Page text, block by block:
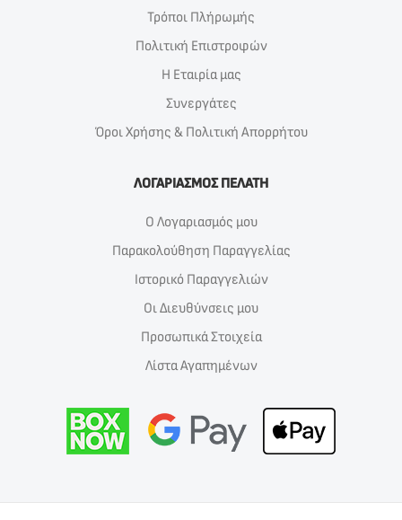
Τρόποι Πλήρωμής
Πολιτική Επιστροφών
Η Εταιρία μας
Συνεργάτες
Όροι Χρήσης & Πολιτική Απορρήτου
ΛΟΓΑΡΙΑΣΜΟΣ ΠΕΛΑΤΗ
Ο Λογαριασμός μου
Παρακολούθηση Παραγγελίας
Ιστορικό Παραγγελιών
Οι Διευθύνσεις μου
Προσωπικά Στοιχεία
Λίστα Αγαπημένων